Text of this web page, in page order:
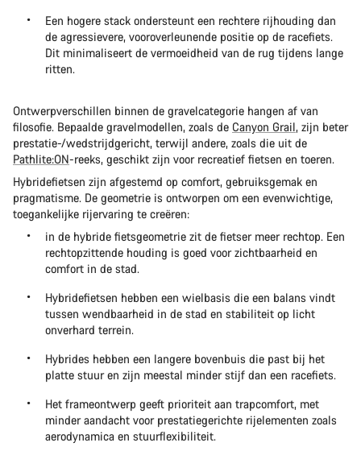
Een hogere stack ondersteunt een rechtere rijhouding dan
de agressievere, vooroverleunende positie op de racefiets.
Dit minimaliseert de vermoeidheid van de rug tijdens lange
ritten.
Ontwerpverschillen binnen de gravelcategorie hangen af van
filosofie. Bepaalde gravelmodellen, zoals de Canyon Grail, zijn beter
prestatie-/wedstrijdgericht, terwijl andere, zoals die uit de
Pathlite:ON-reeks, geschikt zijn voor recreatief fietsen en toeren.
Hybridefietsen zijn afgestemd op comfort, gebruiksgemak en
pragmatisme. De geometrie is ontworpen om een evenwichtige,
toegankelijke rijervaring te creëren:
in de hybride fietsgeometrie zit de fietser meer rechtop. Een
rechtopzittende houding is goed voor zichtbaarheid en
comfort in de stad.
Hybridefietsen hebben een wielbasis die een balans vindt
tussen wendbaarheid in de stad en stabiliteit op licht
onverhard terrein.
Hybrides hebben een langere bovenbuis die past bij het
platte stuur en zijn meestal minder stijf dan een racefiets.
Het frameontwerp geeft prioriteit aan trapcomfort, met
minder aandacht voor prestatiegerichte rijelementen zoals
aerodynamica en stuurflexibiliteit.